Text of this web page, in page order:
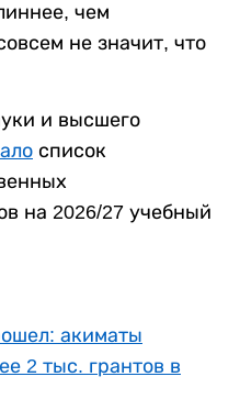
чем
не значит, что
и высшего
список
на 2026/27 учебный
акиматы
2 тыс. грантов в